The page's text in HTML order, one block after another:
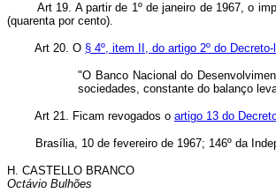
Art 19. A partir de 1º de janeiro de 1967, o
(quarenta por cento).
Art 20. O § 4º, item II, do artigo 2º do
"O Banco Nacional do
sociedades, constante do balanço
Art 21. Ficam revogados o artigo 13 do
Brasília, 10 de fevereiro de 1967; 146º da
H. CASTELLO BRANCO
Octávio Bulhões